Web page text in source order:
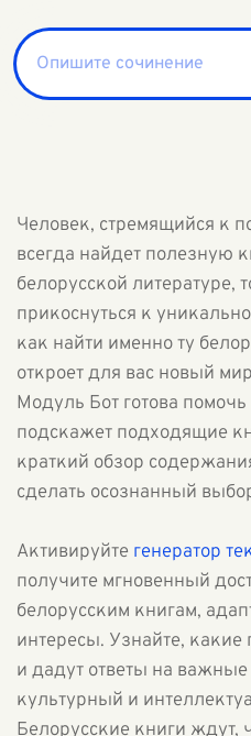
Человек, стремящийся к
всегда найдет полезную
белорусской литературе,
прикоснуться к
как найти именно ту
откроет для вас новый
Модуль Бот готова
подскажет подходящие
краткий обзор
сделать осознанный
Активируйте генератор
получите мгновенный
белорусским книгам,
интересы. Узнайте,
и дадут ответы на
культурный и
Белорусские книги ждут,